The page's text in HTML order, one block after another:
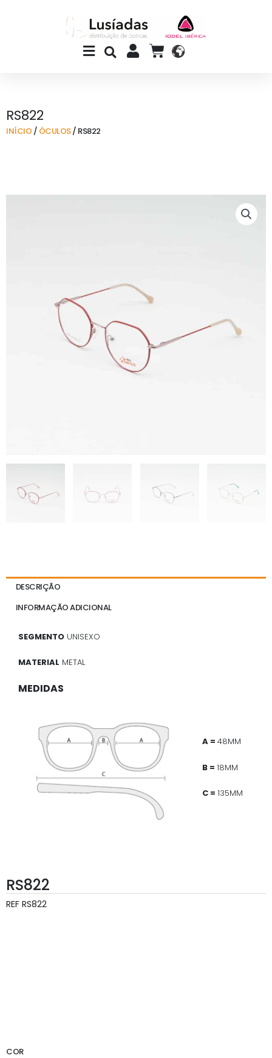
Main
Menu
CART
RS822
INÍCIO / ÓCULOS/ RS822
DESCRIÇÃO
INFORMAÇÃO ADICIONAL
SEGMENTO UNISEXO
MATERIAL METAL
MEDIDAS
A = 48MM
B = 18MM
C = 135MM
RS822
REF RS822
COR